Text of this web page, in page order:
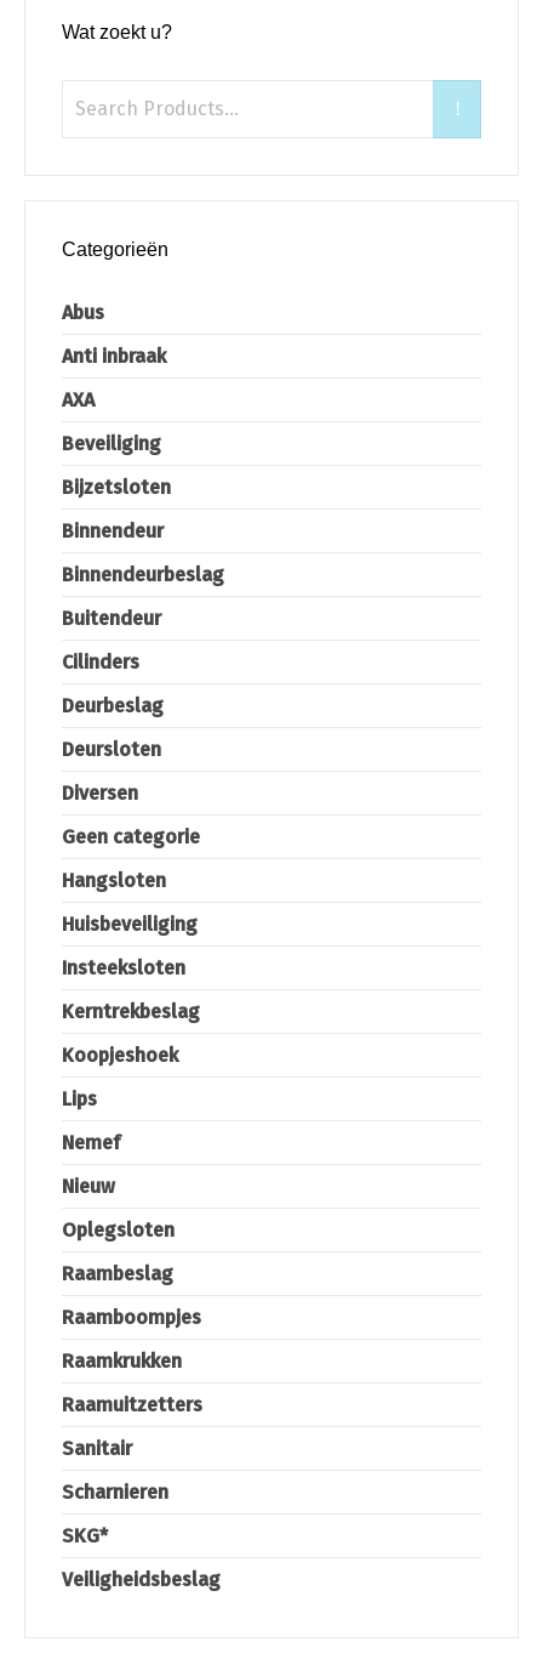
Wat zoekt u?
Categorieën
Abus
Anti inbraak
AXA
Beveiliging
Bijzetsloten
Binnendeur
Binnendeurbeslag
Buitendeur
Cilinders
Deurbeslag
Deursloten
Diversen
Geen categorie
Hangsloten
Huisbeveiliging
Insteeksloten
Kerntrekbeslag
Koopjeshoek
Lips
Nemef
Nieuw
Oplegsloten
Raambeslag
Raamboompjes
Raamkrukken
Raamuitzetters
Sanitair
Scharnieren
SKG*
Veiligheidsbeslag